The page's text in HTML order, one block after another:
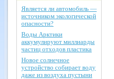
Является ли автомобиль —
источником экологической
опасности?
Воды Арктики
аккумулируют миллиарды
частиц отходов пластика
Новое солнечное
устройство собирает воду
даже из воздуха пустыни